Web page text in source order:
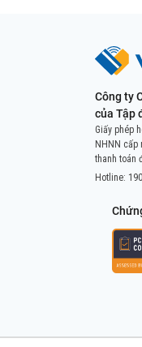
Công ty
của Tập
Giấy phép
NHNN cấp
thanh toán
Hotline: